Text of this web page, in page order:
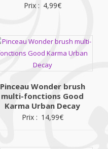
Prix : 4,99€
Pinceau Wonder brush
multi-fonctions Good
Karma Urban Decay
Prix : 14,99€